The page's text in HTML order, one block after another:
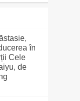
în
Cele
de